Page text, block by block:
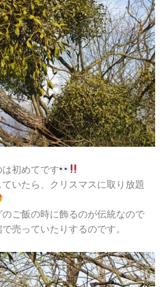
初めてです
いたら、クリスマスに取り放題
ご飯の時に飾るのが伝統なので
売っていたりするのです。